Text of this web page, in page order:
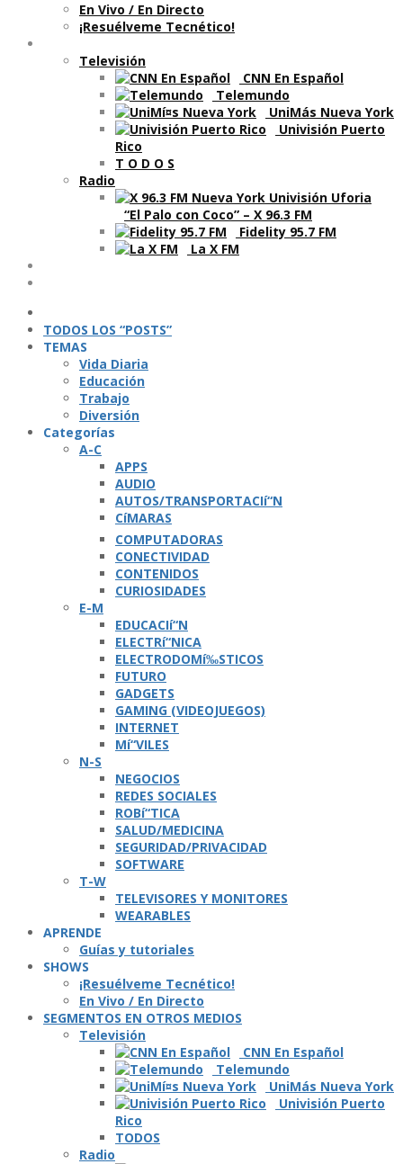
En Vivo / En Directo
¡Resuélveme Tecnético!
Televisión
CNN En Español
Telemundo
UniMás Nueva York
Univisión Puerto
Rico
T O D O S
Radio
“El Palo con Coco” – X 96.3 FM
Fidelity 95.7 FM
La X FM
TODOS LOS “POSTS”
TEMAS
Vida Diaria
Educación
Trabajo
Diversión
Categorí­as
A-C
APPS
AUDIO
AUTOS/TRANSPORTACIí“N
CíMARAS
COMPUTADORAS
CONECTIVIDAD
CONTENIDOS
CURIOSIDADES
E-M
EDUCACIí“N
ELECTRí“NICA
ELECTRODOMí‰STICOS
FUTURO
GADGETS
GAMING (VIDEOJUEGOS)
INTERNET
Mí“VILES
N-S
NEGOCIOS
REDES SOCIALES
ROBí“TICA
SALUD/MEDICINA
SEGURIDAD/PRIVACIDAD
SOFTWARE
T-W
TELEVISORES Y MONITORES
WEARABLES
APRENDE
Guí­as y tutoriales
SHOWS
¡Resuélveme Tecnético!
En Vivo / En Directo
SEGMENTOS EN OTROS MEDIOS
Televisión
CNN En Español
Telemundo
UniMás Nueva York
Univisión Puerto
Rico
TODOS
Radio